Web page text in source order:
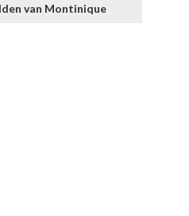
van Montinique